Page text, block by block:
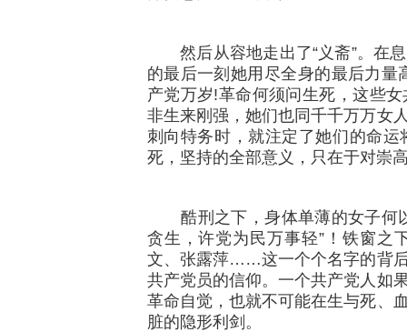
然后从容地走出了“义斋”。在息
的最后一刻她用尽全身的最后力量
产党万岁!革命何须问生死，这些
非生来刚强，她们也同千千万万女
刺向特务时，就注定了她们的命
死，坚持的全部意义，只在于对崇
酷刑之下，身体单薄的女子何
贪生，许党为民万事轻”！铁窗之
文、张露萍……这一个个名字的背
共产党员的信仰。一个共产党人如
革命自觉，也就不可能在生与死、
脏的隐形利剑。